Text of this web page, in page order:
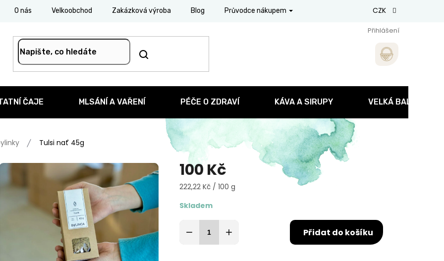
O nás Velkoobchod Zakázková výroba Blog Průvodce nákupem CZK
Přihlášení
ČAJE MLSÁNÍ A VAŘENÍ PÉČE O ZDRAVÍ KÁVA A SIRUPY VELKÁ BALENÍ
Tulsi nať 45g
100 Kč
Měrná
222,22 Kč / 100 g
Skladem
Přidat do košíku